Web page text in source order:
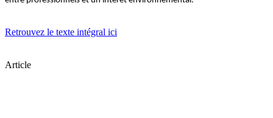
Retrouvez le texte intégral ici
Article